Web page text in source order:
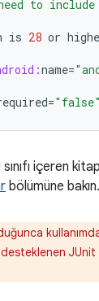
to
is 28 or
name=
="false"
içeren
bölümüne bakın.
JUnit